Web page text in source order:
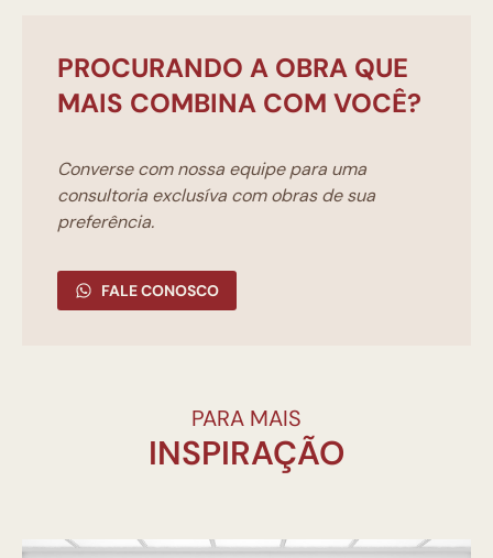
PROCURANDO A OBRA QUE
MAIS COMBINA COM VOCÊ?
Converse com nossa equipe para uma
consultoria exclusíva com obras de sua
preferência.
FALE CONOSCO
PARA MAIS
INSPIRAÇÃO